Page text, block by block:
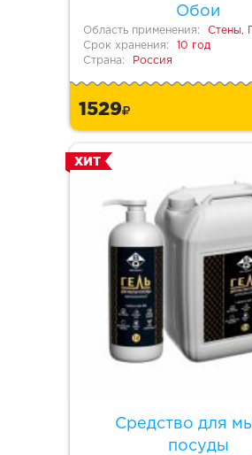
Обои
Область применения:
Стены,
Срок хранения:
10 год
Страна:
Россия
1529
Средство для
посуды
ХИТ